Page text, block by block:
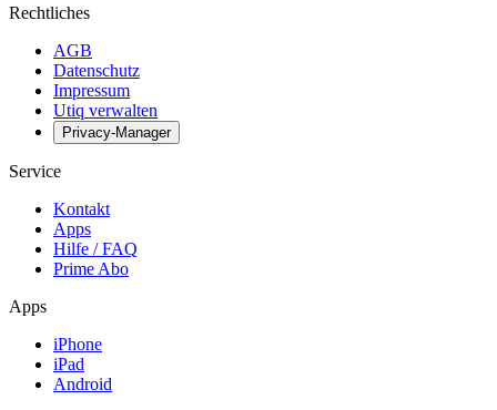
Rechtliches
AGB
Datenschutz
Impressum
Utiq verwalten
Privacy-Manager
Service
Kontakt
Apps
Hilfe / FAQ
Prime Abo
Apps
iPhone
iPad
Android